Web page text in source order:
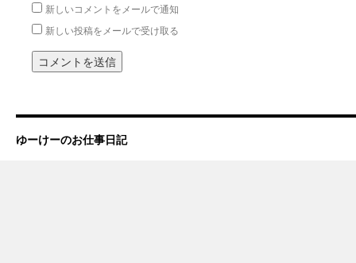
新しいコメントをメールで通知
新しい投稿をメールで受け取る
ゆーけーのお仕事日記